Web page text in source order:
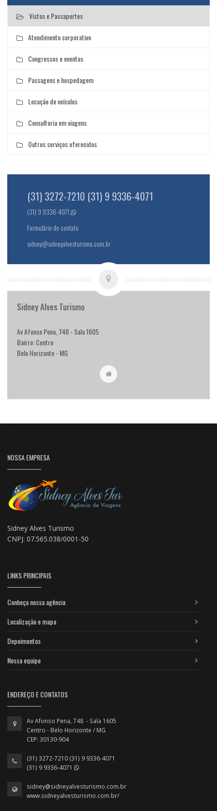
Vistos e Passaportes
Atendimento corporativo
Congressos e eventos
Passagens e hospedagem
Locação de veículos
Consultoria em viagens
Outros serviços oferecidos
(31) 3272-7210 (31) 9 9336-4071
(31) 9 9336-4071
Formulário de contato
sidney@sidneyalvesturismo.com.br
Sidney Alves Turismo
Av Afonso Pena, 748 - Sala 1605
Bairro: Centro
Belo Horizonte - MG
NOSSA EMPRESA
Sidney Alves Turismo
CNPJ: 07.565.038/0001-50
LINKS PRINCIPAIS
Conheça nossa agência
Localização e mapa
Depoimentos
Nossa equipe
ENDEREÇO E CONTATOS
Av Afonso Pena, 748 - Sala 1605
Centro - Belo Horizonte / MG
CEP: 30130-904
(31) 3272-7210 (31) 9 9336-4071
(31) 9 9336-4071
sidney@sidneyalvesturismo.com.br
www.sidneyalvesturismo.com.br/